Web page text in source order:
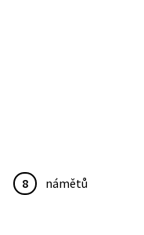
8 námětů